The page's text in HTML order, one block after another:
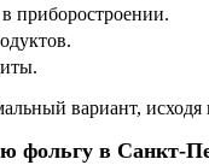
приборостроении.
вариант,
фольгу в Санкт-